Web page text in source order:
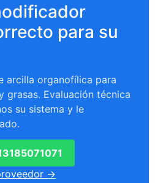
para su
arcilla organofílica para
grasas. Evaluación técnica
su sistema y le
→